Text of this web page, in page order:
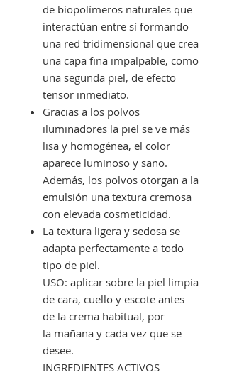
de biopolímeros naturales que
interactúan entre sí formando
una red tridimensional que crea
una capa fina impalpable, como
una segunda piel, de efecto
tensor inmediato.
Gracias a los polvos
iluminadores la piel se ve más
lisa y homogénea, el color
aparece luminoso y sano.
Además, los polvos otorgan a la
emulsión una textura cremosa
con elevada cosmeticidad.
La textura ligera y sedosa se
adapta perfectamente a todo
tipo de piel.
USO: aplicar sobre la piel limpia
de cara, cuello y escote antes
de la crema habitual, por
la mañana y cada vez que se
desee.
INGREDIENTES ACTIVOS